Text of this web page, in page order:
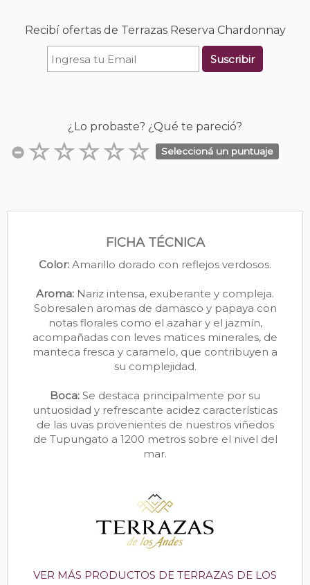
Recibí ofertas de Terrazas Reserva Chardonnay
Suscribir
¿Lo probaste? ¿Qué te pareció?
Seleccioná un puntuaje
FICHA TÉCNICA
Color: Amarillo dorado con reflejos verdosos.
Aroma: Nariz intensa, exuberante y compleja.
Sobresalen aromas de damasco y papaya con
notas florales como el azahar y el jazmín,
acompañadas con leves matices minerales, de
manteca fresca y caramelo, que contribuyen a
su complejidad.
Boca: Se destaca principalmente por su
untuosidad y refrescante acidez características
de las uvas provenientes de nuestros viñedos
de Tupungato a 1200 metros sobre el nivel del
mar.
VER MÁS PRODUCTOS DE TERRAZAS DE LOS